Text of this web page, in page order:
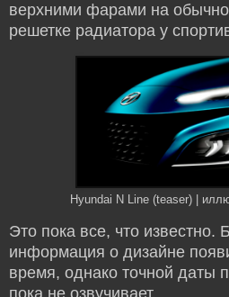
верхними фарами на
решетке радиатора у
Hyundai N Line (teaser) |
Это пока все, что известно.
информация о дизайне
время, однако точной даты
пока не озвучивает.